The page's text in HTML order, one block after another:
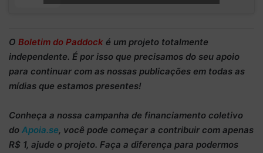
O Boletim do Paddock é um projeto totalmente
independente. É por isso que precisamos do seu apoio
para continuar com as nossas publicações em todas as
mídias que estamos presentes!
Conheça a nossa campanha de financiamento coletivo
do Apoia.se, você pode começar a contribuir com apenas
R$ 1, ajude o projeto. Faça a diferença para podermos